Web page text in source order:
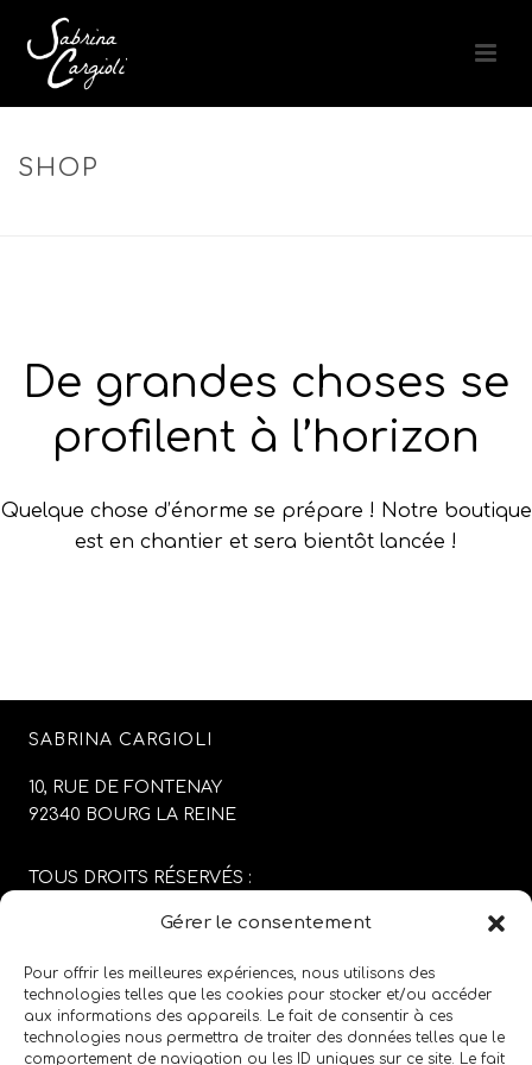
Gérer le consentement
Pour offrir les meilleures expériences, nous utilisons des
technologies telles que les cookies pour stocker et/ou accéder
aux informations des appareils. Le fait de consentir à ces
technologies nous permettra de traiter des données telles que le
comportement de navigation ou les ID uniques sur ce site. Le fait
SHOP
De grandes choses se
profilent à l’horizon
Quelque chose d’énorme se prépare ! Notre boutique
est en chantier et sera bientôt lancée !
SABRINA CARGIOLI
10, RUE DE FONTENAY
92340 BOURG LA REINE
TOUS DROITS RÉSERVÉS :
CONCEPTION DU SITE :
MENTIONS LÉGALES/CGV